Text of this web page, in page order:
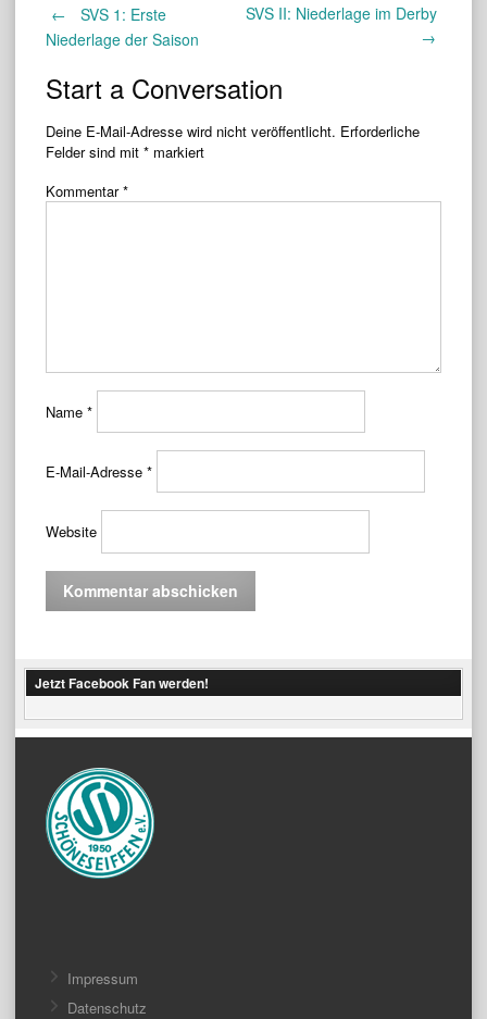
Post
navigation
←
SVS 1: Erste
Niederlage der Saison
SVS II: Niederlage im Derby
→
Start a Conversation
Deine E-Mail-Adresse wird nicht veröffentlicht. Erforderliche
Felder sind mit * markiert
Kommentar*
Name *
E-Mail-Adresse *
Website
Jetzt Facebook Fan werden!
Impressum
Datenschutz